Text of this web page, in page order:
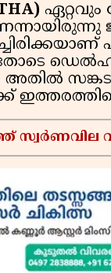
സ്വര്‍ണവില